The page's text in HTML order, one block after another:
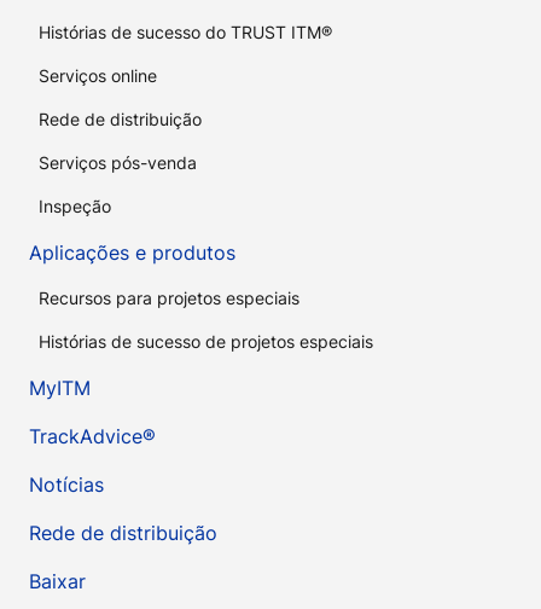
Histórias de sucesso do TRUST ITM®
Serviços online
Rede de distribuição
Serviços pós-venda
Inspeção
Aplicações e produtos
Recursos para projetos especiais
Histórias de sucesso de projetos especiais
MyITM
TrackAdvice®
Notícias
Rede de distribuição
Baixar